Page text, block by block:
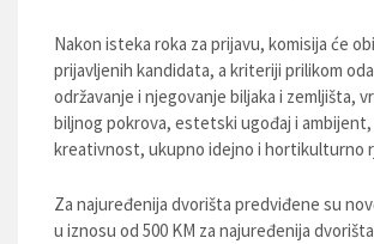
Nakon isteka roka za prijavu, komisija će
prijavljenih kandidata, a kriteriji prilikom
održavanje i njegovanje biljaka i zemljišta,
biljnog pokrova, estetski ugođaj i
kreativnost, ukupno idejno i hortikulturno
Za najuređenija dvorišta predviđene su
u iznosu od 500 KM za najuređenija